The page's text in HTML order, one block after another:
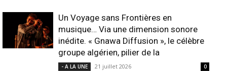
Un Voyage sans Frontières en
musique… Via une dimension sonore
inédite. « Gnawa Diffusion », le célèbre
groupe algérien, pilier de la
- A LA UNE 21 juillet 2026 0